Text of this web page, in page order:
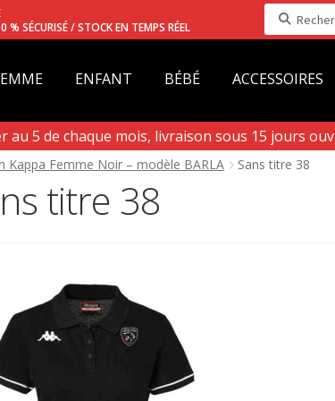
% SÉCURISÉ / STOCK EN TEMPS RÉEL
Recherche
pour :
ENFANT BÉBÉ ACCESSOIRES
5 de chaque mois, livraison sous 15 jours
Aout)
Kappa Femme Noir – modèle BARLA Sans titre 38
titre 38